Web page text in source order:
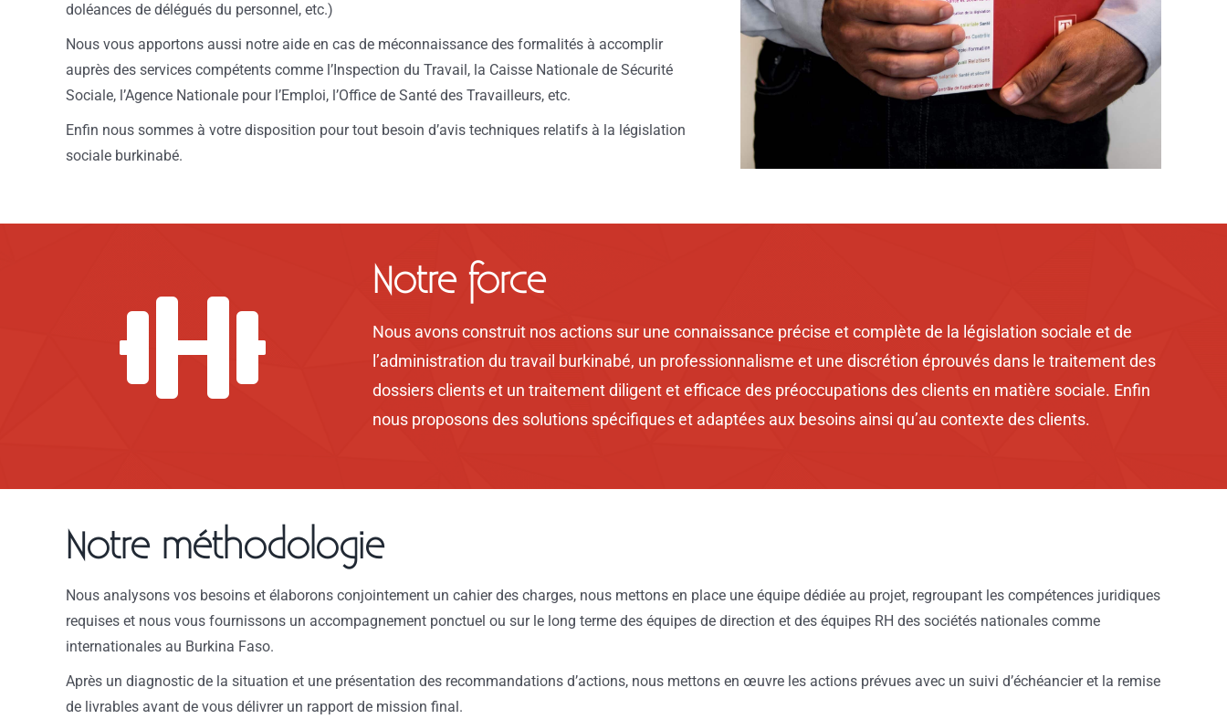
doléances de délégués du personnel, etc.)
Nous vous apportons aussi notre aide en cas de méconnaissance des formalités à accomplir
auprès des services compétents comme l’Inspection du Travail, la Caisse Nationale de Sécurité
Sociale, l’Agence Nationale pour l’Emploi, l’Office de Santé des Travailleurs, etc.
Enfin nous sommes à votre disposition pour tout besoin d’avis techniques relatifs à la législation
sociale burkinabé.
Notre force
Nous avons construit nos actions sur une connaissance précise et complète de la législation sociale et de
l’administration du travail burkinabé, un professionnalisme et une discrétion éprouvés dans le traitement des
dossiers clients et un traitement diligent et efficace des préoccupations des clients en matière sociale. Enfin
nous proposons des solutions spécifiques et adaptées aux besoins ainsi qu’au contexte des clients.
Notre méthodologie
Nous analysons vos besoins et élaborons conjointement un cahier des charges, nous mettons en place une équipe dédiée au projet, regroupant les compétences juridiques
requises et nous vous fournissons un accompagnement ponctuel ou sur le long terme des équipes de direction et des équipes RH des sociétés nationales comme
internationales au Burkina Faso.
Après un diagnostic de la situation et une présentation des recommandations d’actions, nous mettons en œuvre les actions prévues avec un suivi d’échéancier et la remise
de livrables avant de vous délivrer un rapport de mission final.